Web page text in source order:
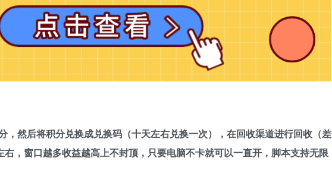
，然后将积分兑换成兑换码（十天左右兑换一次），在回收渠道进行回收（差
，窗口越多收益越高上不封顶，只要电脑不卡就可以一直开，脚本支持无限